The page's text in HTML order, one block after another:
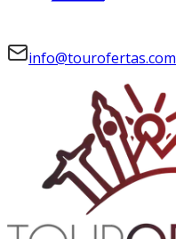
info@tourofertas.com